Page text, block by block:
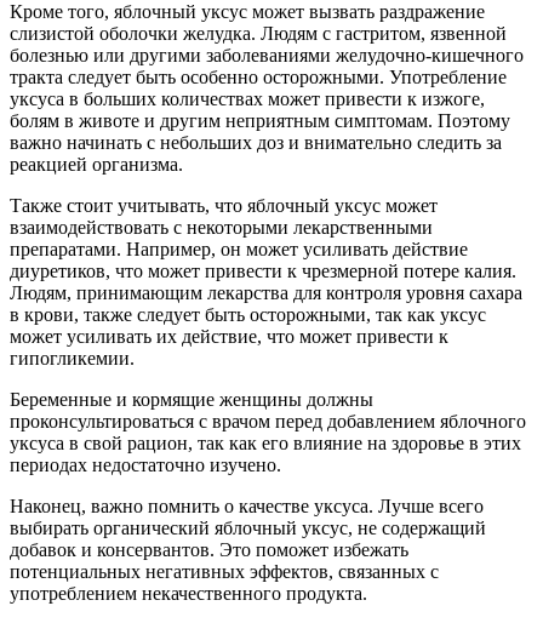
Кроме того, яблочный уксус может вызвать раздражение
слизистой оболочки желудка. Людям с гастритом, язвенной
болезнью или другими заболеваниями желудочно-кишечного
тракта следует быть особенно осторожными. Употребление
уксуса в больших количествах может привести к изжоге,
болям в животе и другим неприятным симптомам. Поэтому
важно начинать с небольших доз и внимательно следить за
реакцией организма.
Также стоит учитывать, что яблочный уксус может
взаимодействовать с некоторыми лекарственными
препаратами. Например, он может усиливать действие
диуретиков, что может привести к чрезмерной потере калия.
Людям, принимающим лекарства для контроля уровня сахара
в крови, также следует быть осторожными, так как уксус
может усиливать их действие, что может привести к
гипогликемии.
Беременные и кормящие женщины должны
проконсультироваться с врачом перед добавлением яблочного
уксуса в свой рацион, так как его влияние на здоровье в этих
периодах недостаточно изучено.
Наконец, важно помнить о качестве уксуса. Лучше всего
выбирать органический яблочный уксус, не содержащий
добавок и консервантов. Это поможет избежать
потенциальных негативных эффектов, связанных с
употреблением некачественного продукта.